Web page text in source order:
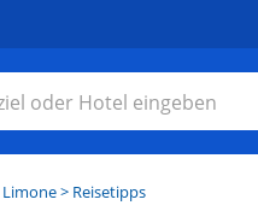
Limone> Reisetipps